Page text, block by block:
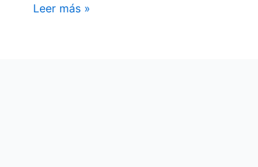
MONOTRIBUTO
Leer más »